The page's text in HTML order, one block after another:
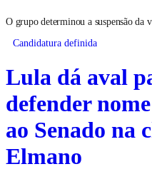
O grupo determinou a suspensão da
Candidatura definida
Lula dá aval
defender
ao Senado na
Elmano